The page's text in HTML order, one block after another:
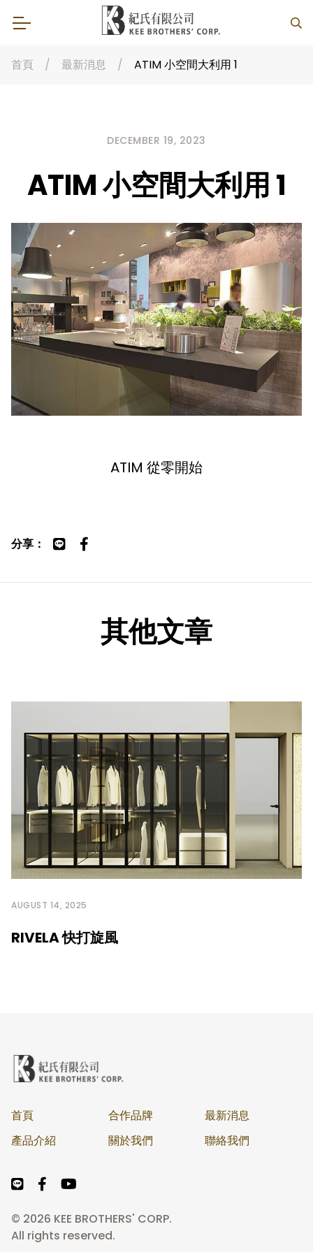
首頁 最新消息 ATIM 小空間大利用 1
DECEMBER 19, 2023
ATIM 小空間大利用 1
ATIM 從零開始
分享：
其他文章
AUGUST 14, 2025
RIVELA 快打旋風
首頁
產品介紹
合作品牌
關於我們
最新消息
聯絡我們
© 2026 KEE BROTHERS' CORP.
All rights reserved.